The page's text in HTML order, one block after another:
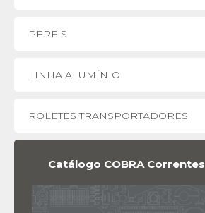
PERFIS
LINHA ALUMÍNIO
ROLETES TRANSPORTADORES
Catálogo COBRA Correntes